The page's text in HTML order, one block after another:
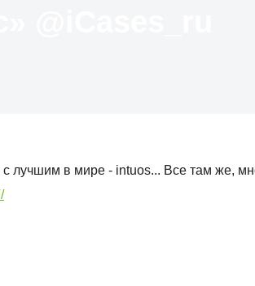
с лучшим в мире - intuos... Все там же,